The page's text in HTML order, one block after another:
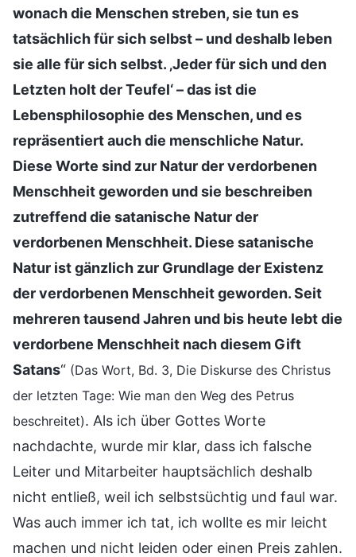
wonach die Menschen streben, sie tun es
tatsächlich für sich selbst – und deshalb leben
sie alle für sich selbst. ‚Jeder für sich und den
Letzten holt der Teufel‘ – das ist die
Lebensphilosophie des Menschen, und es
repräsentiert auch die menschliche Natur.
Diese Worte sind zur Natur der verdorbenen
Menschheit geworden und sie beschreiben
zutreffend die satanische Natur der
verdorbenen Menschheit. Diese satanische
Natur ist gänzlich zur Grundlage der Existenz
der verdorbenen Menschheit geworden. Seit
mehreren tausend Jahren und bis heute lebt die
verdorbene Menschheit nach diesem Gift
Satans“ (Das Wort, Bd. 3, Die Diskurse des Christus
der letzten Tage: Wie man den Weg des Petrus
beschreitet). Als ich über Gottes Worte
nachdachte, wurde mir klar, dass ich falsche
Leiter und Mitarbeiter hauptsächlich deshalb
nicht entließ, weil ich selbstsüchtig und faul war.
Was auch immer ich tat, ich wollte es mir leicht
machen und nicht leiden oder einen Preis zahlen.